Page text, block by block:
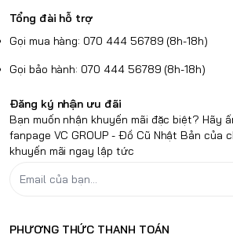
Tổng đài hỗ trợ
Gọi mua hàng: 070 444 56789 (8h-18h)
Gọi bảo hành: 070 444 56789 (8h-18h)
Đăng ký nhận ưu đãi
Bạn muốn nhận khuyến mãi đặc biệt? Hãy
fanpage VC GROUP - Đồ Cũ Nhật Bản của
khuyến mãi ngay lập tức
PHƯƠNG THỨC THANH TOÁN